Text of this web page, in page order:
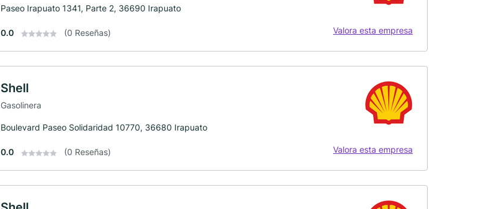
Paseo Irapuato 1341, Parte 2, 36690 Irapuato
0.0 (0 Reseñas) Valora esta empresa
Shell
Gasolinera
Boulevard Paseo Solidaridad 10770, 36680 Irapuato
0.0 (0 Reseñas) Valora esta empresa